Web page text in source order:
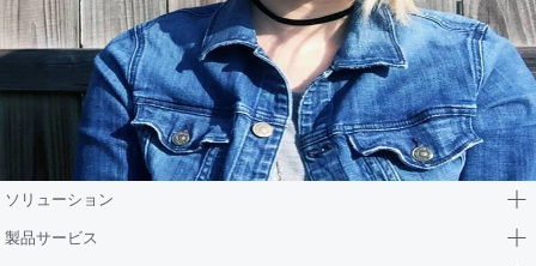
ワークの機会を阻む障壁を打ち破るという使命に突き動かされ
たエレンが、2021年にRemoteのチームに加わる決断を下した
ことは当然の成行でした。現在は、パートナーのスコット、そ
してかわいい子犬のステラ、ベティとともに、米国テネシー州
ナッシュビルに住んでいます。
ソリューション
製品サービス